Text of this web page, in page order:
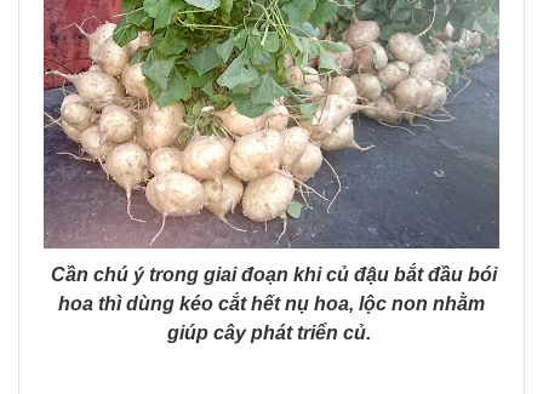
Cần chú ý trong giai đoạn khi củ đậu bắt đầu bói
hoa thì dùng kéo cắt hết nụ hoa, lộc non nhằm
giúp cây phát triển củ.